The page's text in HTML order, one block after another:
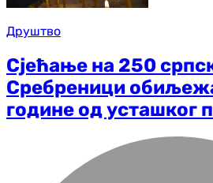
Друштво
Сјећање на 250
Сребреници
године од усташког